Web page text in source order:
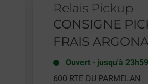
Relais Pickup
CONSIGNE
FRAIS
Ouvert - jusqu'à 23h59
600 RTE DU PARMELAN